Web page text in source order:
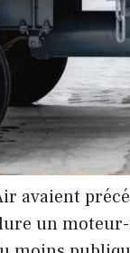
avaient
un